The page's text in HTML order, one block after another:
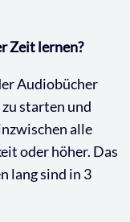
Zeit lernen?
Audiobücher
starten und
alle
oder höher. Das
lang sind in 3